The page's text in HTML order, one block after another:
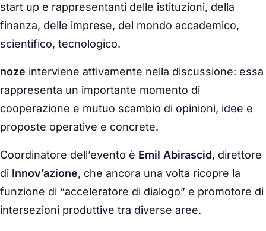
start up e rappresentanti delle istituzioni, della
finanza, delle imprese, del mondo accademico,
scientifico, tecnologico.
noze interviene attivamente nella discussione: essa
rappresenta un importante momento di
cooperazione e mutuo scambio di opinioni, idee e
proposte operative e concrete.
Coordinatore dell’evento è Emil Abirascid, direttore
di Innov’azione, che ancora una volta ricopre la
funzione di “acceleratore di dialogo” e promotore di
intersezioni produttive tra diverse aree.